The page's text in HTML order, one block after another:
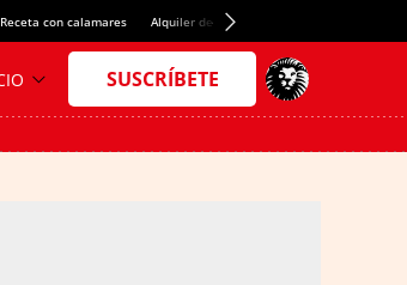
Receta con calamares Alquiler de habitaciones en España